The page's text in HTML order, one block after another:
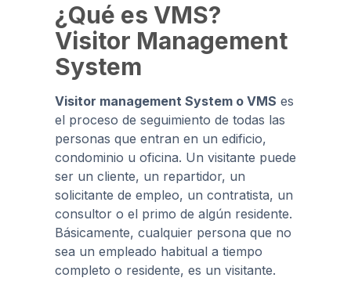
¿Qué es VMS?
Visitor Management
System
Visitor management System o VMS es
el proceso de seguimiento de todas las
personas que entran en un edificio,
condominio u oficina. Un visitante puede
ser un cliente, un repartidor, un
solicitante de empleo, un contratista, un
consultor o el primo de algún residente.
Básicamente, cualquier persona que no
sea un empleado habitual a tiempo
completo o residente, es un visitante.